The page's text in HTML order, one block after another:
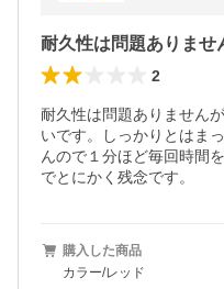
2
耐久性は問題ありません
いです。しっかりとはま
んので１分ほど毎回時間
でとにかく残念です。
購入した商品
カラー/レッド